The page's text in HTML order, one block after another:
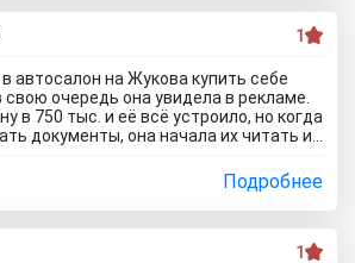
предложили за мой счёт.... Вот как на
эти аферисты с улицы маршала
поехал бы к ним.
1
автосалон на Жукова купить себе
очередь она увидела в рекламе.
в 750 тыс. и её всё устроило, но когда
документы, она начала их читать и
обмануть и повезло что она это
предпринимать не стала, сказала
а я вот теперь везде расскажу кто и
Подробнее
1